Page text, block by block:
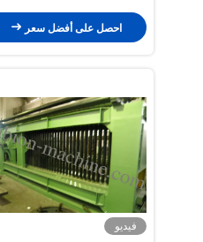
احصل على أفضل سعر
فيديو